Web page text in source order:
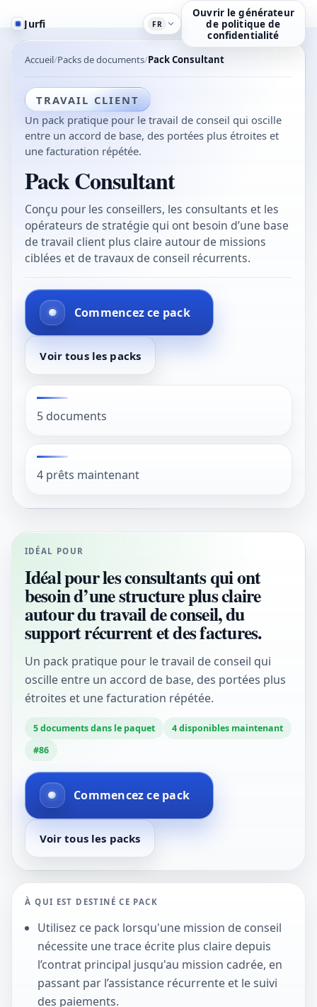
Jurfi FR
Ouvrir le générateur
de politique de
confidentialité
Accueil Packs de documents Pack Consultant
TRAVAIL CLIENT
Un pack pratique pour le travail de conseil qui oscille
entre un accord de base, des portées plus étroites et
une facturation répétée.
Pack Consultant
Conçu pour les conseillers, les consultants et les
opérateurs de stratégie qui ont besoin d’une base
de travail client plus claire autour de missions
ciblées et de travaux de conseil récurrents.
Commencez ce pack
Voir tous les packs
5 documents
4 prêts maintenant
IDÉAL POUR
Idéal pour les consultants qui ont
besoin d’une structure plus claire
autour du travail de conseil, du
support récurrent et des factures.
Un pack pratique pour le travail de conseil qui
oscille entre un accord de base, des portées plus
étroites et une facturation répétée.
5documents dans le paquet 4disponibles maintenant
#86
Commencez ce pack
Voir tous les packs
À QUI EST DESTINÉ CE PACK
Utilisez ce pack lorsqu'une mission de conseil
nécessite une trace écrite plus claire depuis
l’contrat principal jusqu'au mission cadrée, en
passant par l’assistance récurrente et le suivi
des paiements.